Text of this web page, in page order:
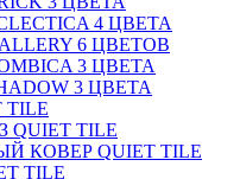
4 ЦВЕТА
6 ЦВЕТОВ
3 ЦВЕТА
3 ЦВЕТА
TILE
КОВЕР QUIET TILE
TILE